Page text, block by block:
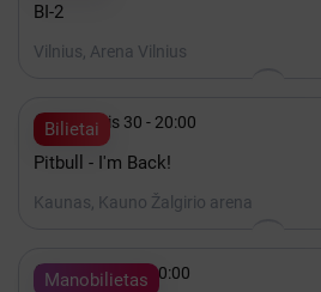
BI-2
Vilnius, Arena Vilnius
Bilietai
 Lapkritis 30 - 20:00
Pitbull - I'm Back!
Kaunas, Kauno Žalgirio arena
Manobilietas
 Gruodis 19 - 20:00